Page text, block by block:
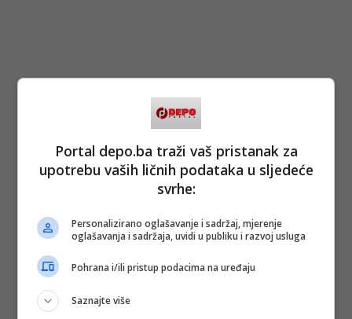
Portal depo.ba traži vaš pristanak za
upotrebu vaših ličnih podataka u sljedeće
svrhe:
Personalizirano oglašavanje i sadržaj, mjerenje
oglašavanja i sadržaja, uvidi u publiku i razvoj usluga
Pohrana i/ili pristup podacima na uređaju
Saznajte više